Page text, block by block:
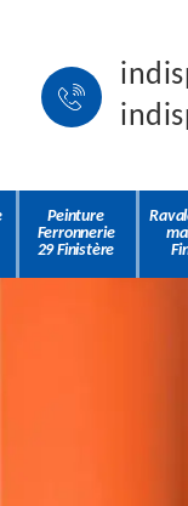
Peinture
Ferronnerie
29 Finistère